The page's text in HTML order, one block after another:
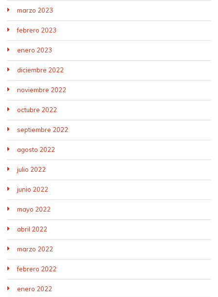
marzo 2023
febrero 2023
enero 2023
diciembre 2022
noviembre 2022
octubre 2022
septiembre 2022
agosto 2022
julio 2022
junio 2022
mayo 2022
abril 2022
marzo 2022
febrero 2022
enero 2022